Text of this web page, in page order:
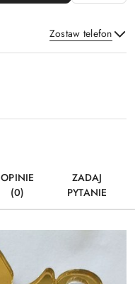
Zostaw telefon
OPINIE
(0)
ZADAJ
PYTANIE